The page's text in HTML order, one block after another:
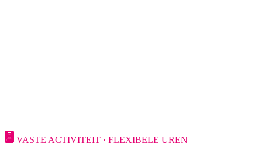
VASTE ACTIVITEIT · FLEXIBELE UREN